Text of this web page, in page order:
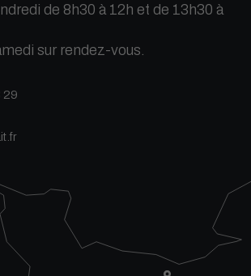
de 8h30 à 12h et de 13h30 à
sur rendez-vous.
29